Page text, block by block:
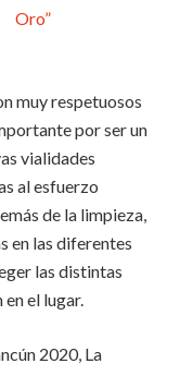
muy respetuosos
por ser un
vialidades
al esfuerzo
de la limpieza,
en las diferentes
las distintas
el lugar.